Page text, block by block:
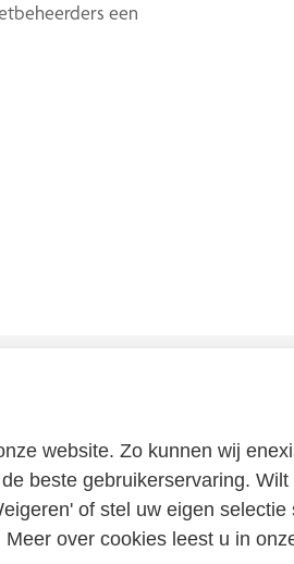
website. Zo kunnen wij
beste gebruikerservaring. Wilt
of stel uw eigen
Meer over cookies leest u in
een